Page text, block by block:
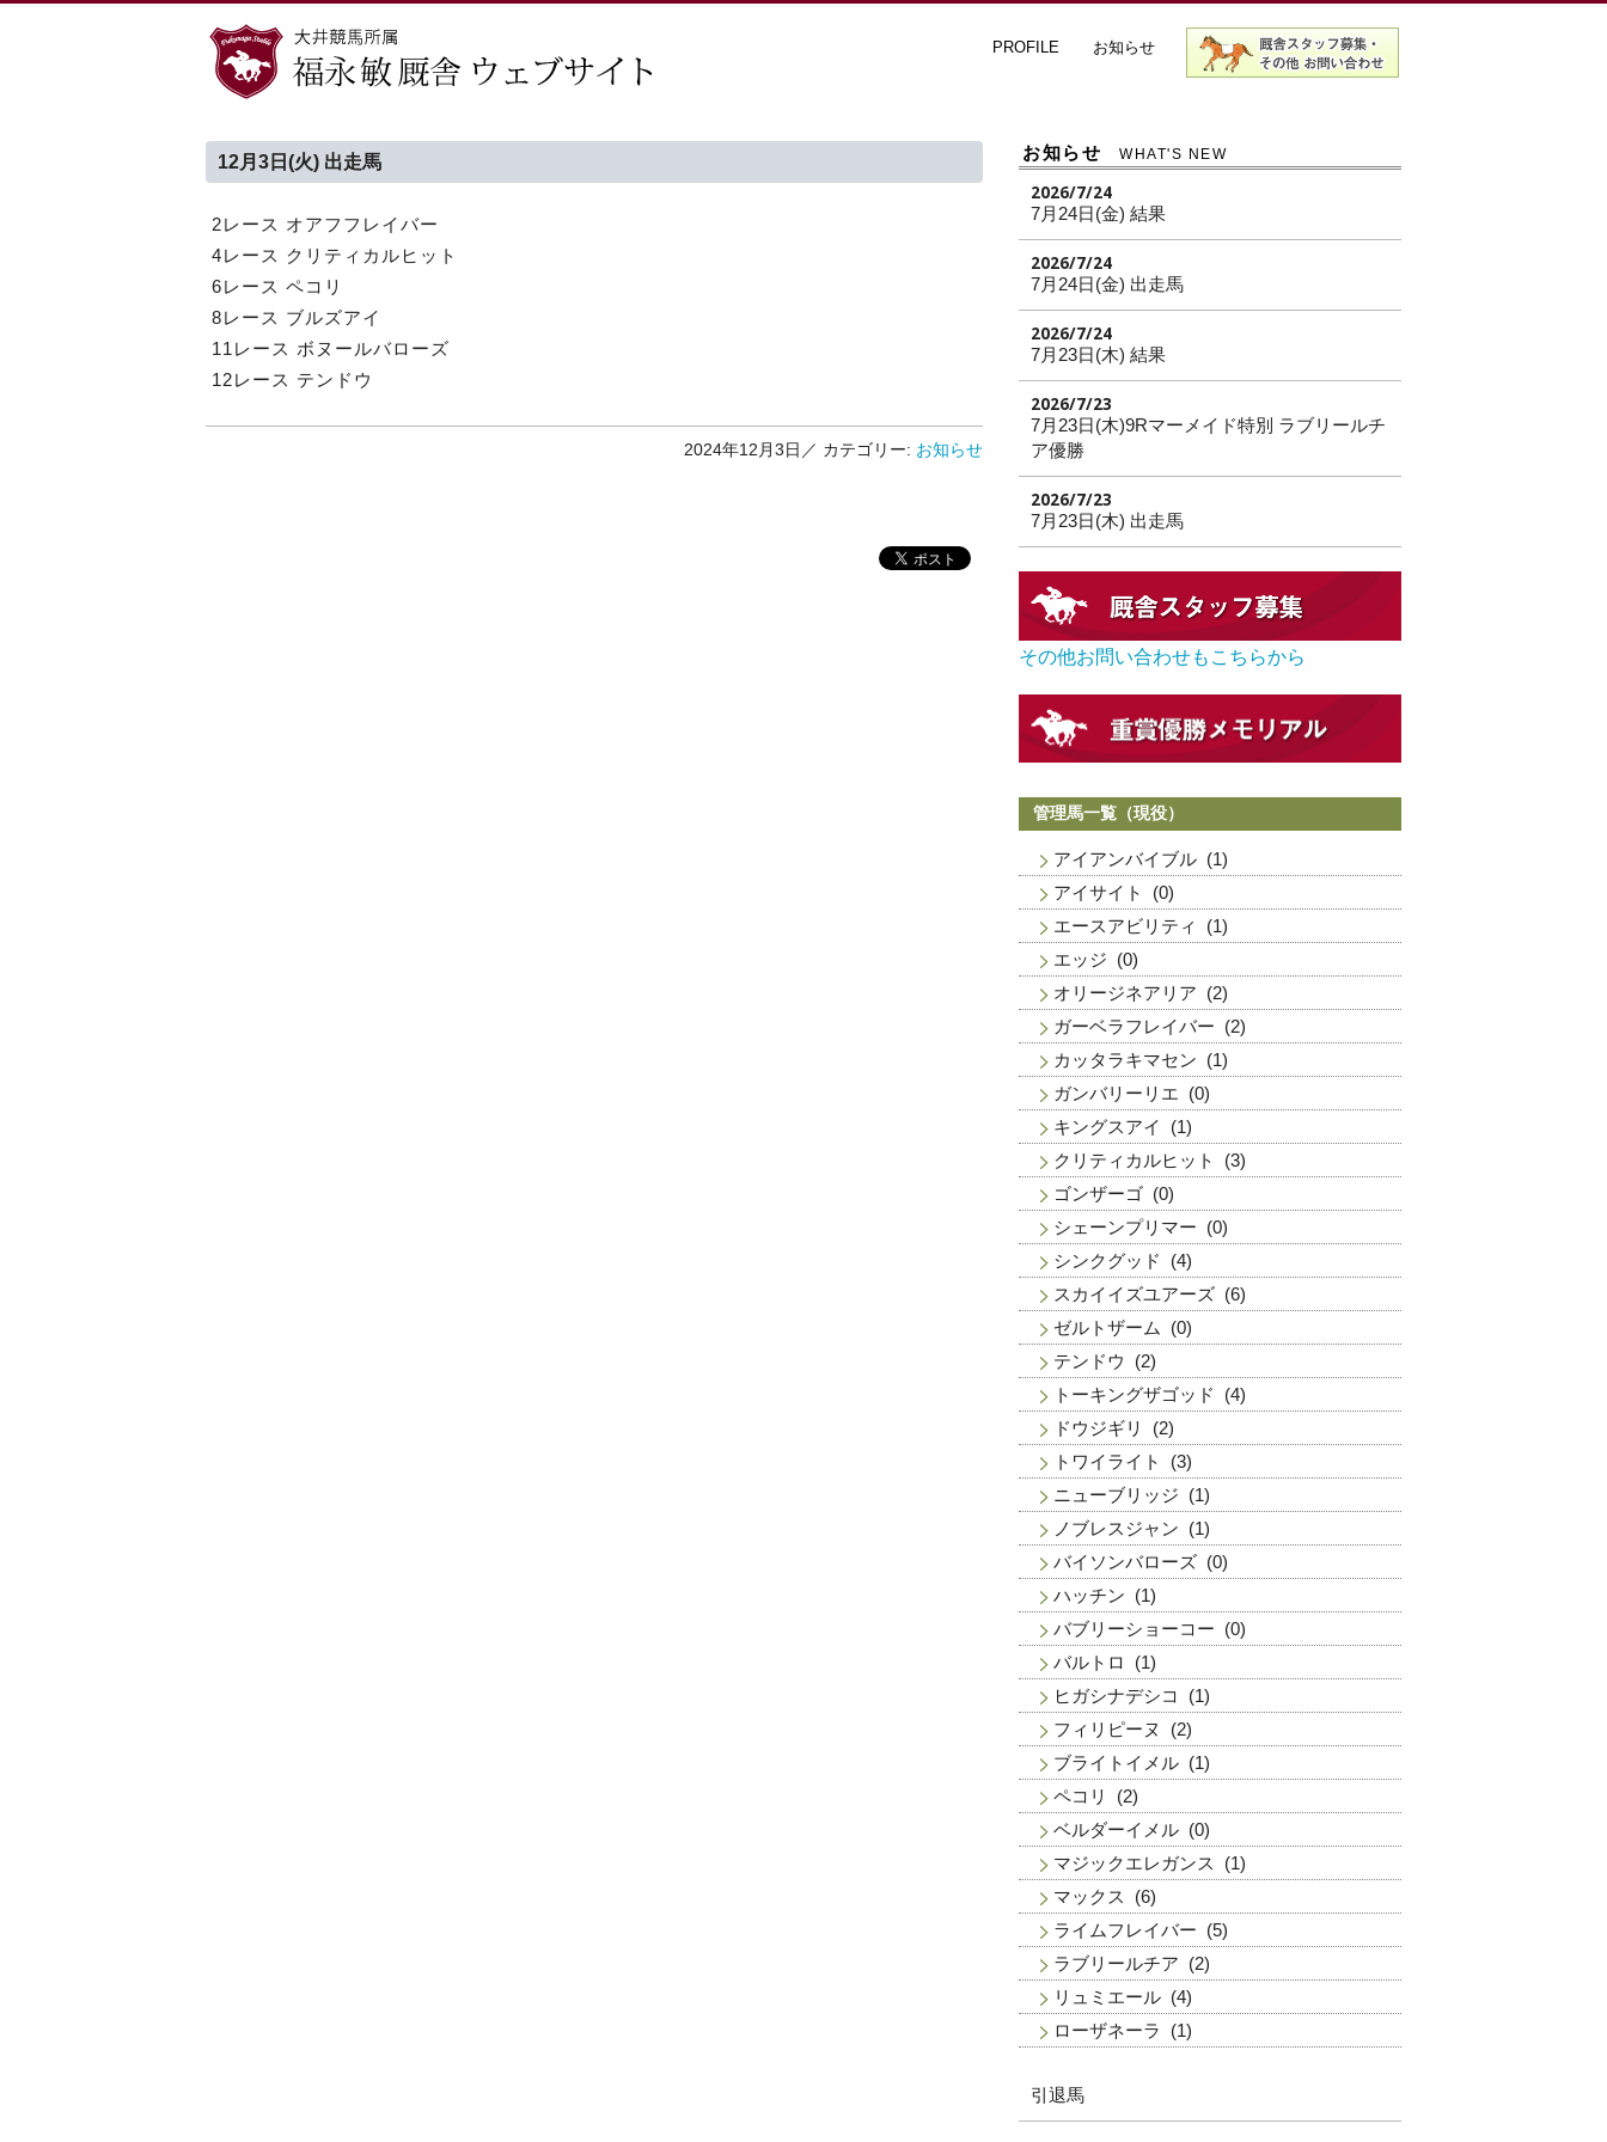
PROFILE お知らせ
12月3日(火) 出走馬
2レース オアフフレイバー
4レース クリティカルヒット
6レース ペコリ
8レース ブルズアイ
11レース ボヌールバローズ
12レース テンドウ
2024年12月3日／ カテゴリー: お知らせ
お知らせ WHAT'S NEW
2026/7/24
7月24日(金) 結果
2026/7/24
7月24日(金) 出走馬
2026/7/24
7月23日(木) 結果
2026/7/23
7月23日(木)9Rマーメイド特別 ラブリールチ
ア優勝
2026/7/23
7月23日(木) 出走馬
その他お問い合わせもこちらから
管理馬一覧（現役）
アイアンバイブル (1)
アイサイト
(0)
エースアビリティ
(1)
エッジ (0)
オリージネアリア (2)
ガーベラフレイバー (2)
カッタラキマセン (1)
ガンバリーリエ (0)
キングスアイ
(1)
クリティカルヒット
(3)
ゴンザーゴ (0)
シェーンプリマー (0)
シンクグッド
(4)
スカイイズユアーズ (6)
ゼルトザーム
(0)
テンドウ
(2)
トーキングザゴッド
(4)
ドウジギリ
(2)
トワイライト
(3)
ニューブリッジ (1)
ノブレスジャン (1)
バイソンバローズ (0)
ハッチン (1)
バブリーショーコー (0)
バルトロ
(1)
ヒガシナデシコ
(1)
フィリピーヌ
(2)
ブライトイメル (1)
ペコリ
(2)
ベルダーイメル (0)
マジックエレガンス
(1)
マックス
(6)
ライムフレイバー (5)
ラブリールチア (2)
リュミエール (4)
ローザネーラ
(1)
引退馬